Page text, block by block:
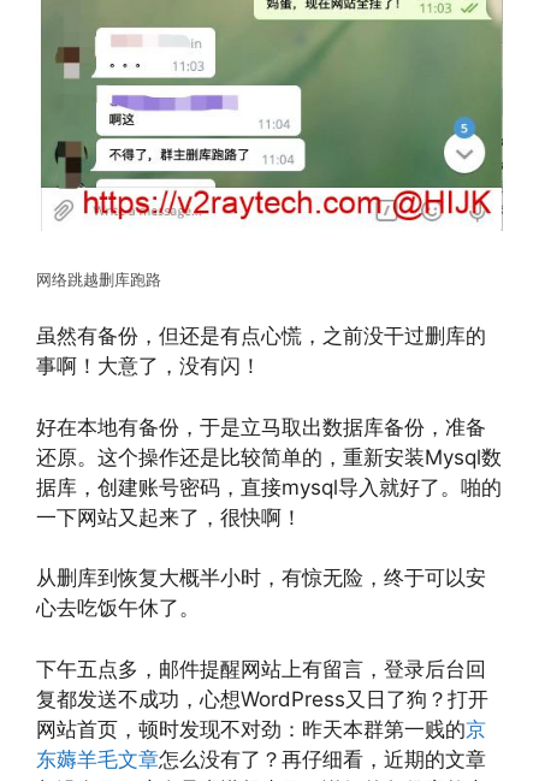
网络跳越删库跑路
虽然有备份，但还是有点心慌，之前没干过删库的
事啊！大意了，没有闪！
好在本地有备份，于是立马取出数据库备份，准备
还原。这个操作还是比较简单的，重新安装Mysql数
据库，创建账号密码，直接mysql导入就好了。啪的
一下网站又起来了，很快啊！
从删库到恢复大概半小时，有惊无险，终于可以安
心去吃饭午休了。
下午五点多，邮件提醒网站上有留言，登录后台回
复都发送不成功，心想WordPress又日了狗？打开
网站首页，顿时发现不对劲：昨天本群第一贱的京
东薅羊毛文章怎么没有了？再仔细看，近期的文章